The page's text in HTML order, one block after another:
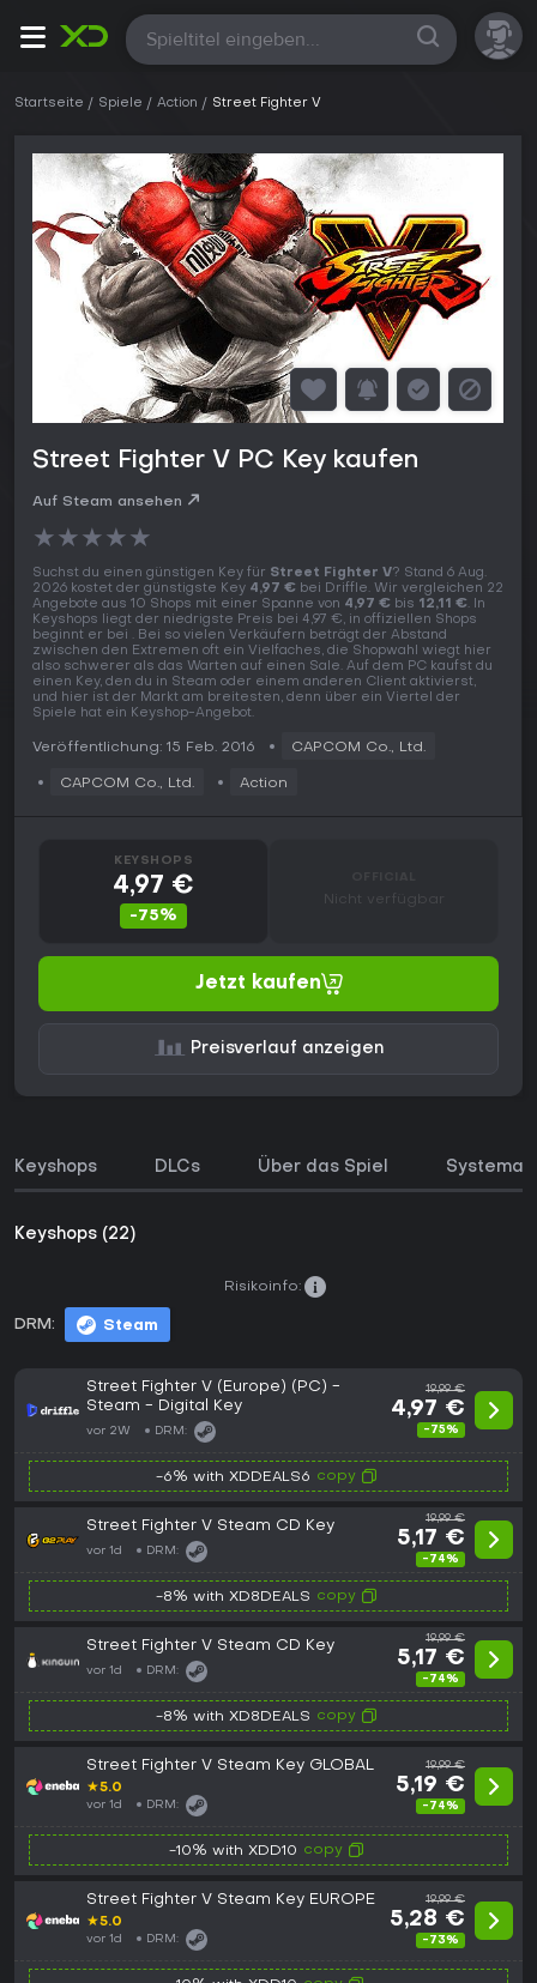
Alle
Startseite Spiele Action Street Fighter V
Street Fighter V PC Key kaufen
Auf Steam ansehen
★★★★★
Suchst du einen günstigen Key für Street Fighter V? Stand 6 Aug.
2026 kostet der günstigste Key 4,97 € bei Driffle. Wir vergleichen 22
Angebote aus 10 Shops mit einer Spanne von 4,97 € bis 12,11 €. In
Keyshops liegt der niedrigste Preis bei 4,97 €, in offiziellen Shops
beginnt er bei . Bei so vielen Verkäufern beträgt der Abstand
zwischen den Extremen oft ein Vielfaches, die Shopwahl wiegt hier
also schwerer als das Warten auf einen Sale. Auf dem PC kaufst du
einen Key, den du in Steam oder einem anderen Client aktivierst,
und hier ist der Markt am breitesten, denn über ein Viertel der
Spiele hat ein Keyshop-Angebot.
Veröffentlichung: 15 Feb. 2016 CAPCOM Co., Ltd.
CAPCOM Co., Ltd. Action
KEYSHOPS
4,97 €
-75%
Nicht verfügbar
Jetzt kaufen
Preisverlauf anzeigen
Keyshops DLCs Über das Spiel
Keyshops (22)
DRM: Steam
Risikoinfo:
Street Fighter V (Europe) (PC) -
Steam - Digital Key
vor 2W DRM:
19,99 €
4,97 €
-75%
-6% with XDDEALS6 copy
Street Fighter V Steam CD Key
vor 1d DRM:
19,99 €
5,17 €
-74%
-8% with XD8DEALS copy
Street Fighter V Steam CD Key
vor 1d DRM:
19,99 €
5,17 €
-74%
-8% with XD8DEALS copy
Street Fighter V Steam Key GLOBAL
★5.0
vor 1d DRM:
19,99 €
5,19 €
-74%
-10% with XDD10 copy
Street Fighter V Steam Key EUROPE
★5.0
vor 1d DRM:
19,99 €
5,28 €
-73%